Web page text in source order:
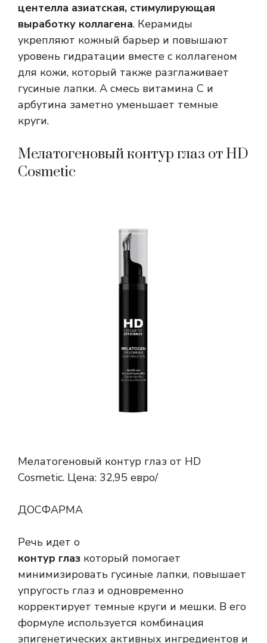
центелла азиатская, стимулирующая
выработку коллагена. Керамиды
укрепляют кожный барьер и повышают
уровень гидратации вместе с коллагеном
для кожи, который также разглаживает
гусиные лапки. А смесь витамина С и
арбутина заметно уменьшает темные
круги.
Мелатогеновый контур глаз от HD
Cosmetic
Мелатогеновый контур глаз от HD
Cosmetic. Цена: 32,95 евро/
ДОСФАРМА
Речь идет о
контур глаз который помогает
минимизировать гусиные лапки, повышает
упругость глаз и одновременно
корректирует темные круги и мешки. В его
формуле используется комбинация
эпигенетических активных ингредиентов и